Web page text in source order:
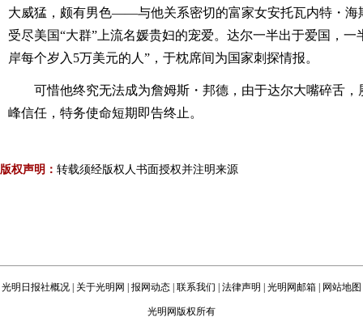
大威猛，颇有男色――与他关系密切的富家女安托瓦内特・海
受尽美国“大群”上流名媛贵妇的宠爱。达尔一半出于爱国，一
岸每个岁入5万美元的人”，于枕席间为国家刺探情报。
可惜他终究无法成为詹姆斯・邦德，由于达尔大嘴碎舌
峰信任，特务使命短期即告终止。
版权声明： 转载须经版权人书面授权并注明来源
光明日报社概况 关于光明网 报网动态 联系我们 法律声明 光明网邮箱 网站地图
光明网版权所有